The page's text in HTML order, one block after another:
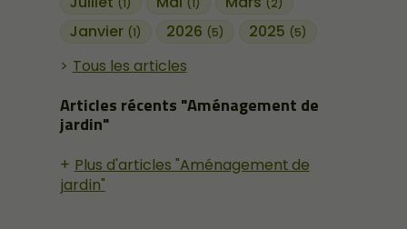
(1) (1) (2)
Janvier (1) 2026 (5) 2025 (5)
Tous les articles
Articles récents "Aménagement de
jardin"
Plus d'articles "Aménagement de
jardin"